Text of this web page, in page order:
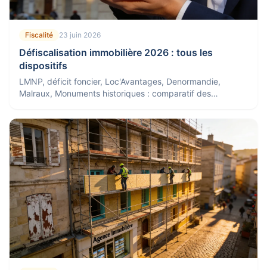
Fiscalité 23 juin 2026
Défiscalisation immobilière 2026 : tous les
dispositifs
LMNP, déficit foncier, Loc'Avantages, Denormandie,
Malraux, Monuments historiques : comparatif des